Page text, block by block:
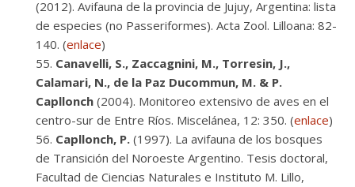
(2012). Avifauna de la provincia de Jujuy, Argentina: lista
de especies (no Passeriformes). Acta Zool. Lilloana: 82-
140. (enlace)
Canavelli, S., Zaccagnini, M., Torresin, J.,
Calamari, N., de la Paz Ducommun, M. & P.
Capllonch (2004). Monitoreo extensivo de aves en el
centro-sur de Entre Ríos. Miscelánea, 12: 350. (enlace)
Capllonch, P. (1997). La avifauna de los bosques
de Transición del Noroeste Argentino. Tesis doctoral,
Facultad de Ciencias Naturales e Instituto M. Lillo,